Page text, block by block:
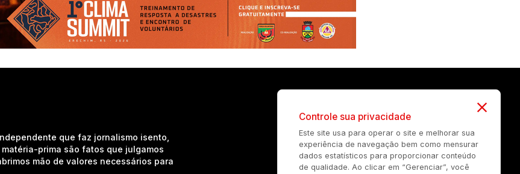
que faz jornalismo isento,
prima são fatos que julgamos
mão de valores necessários para
Controle sua privacidade
Este site usa para operar o site e melhorar sua
experiência de navegação bem como mensurar
dados estatísticos para proporcionar conteúdo
de qualidade. Ao clicar em “Gerenciar”, você